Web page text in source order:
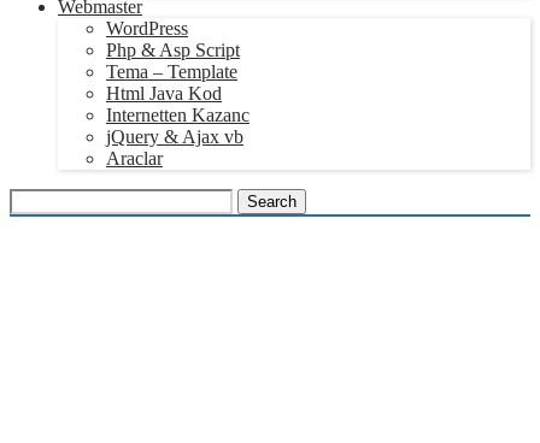
Webmaster
WordPress
Php & Asp Script
Tema – Template
Html Java Kod
Internetten Kazanc
jQuery & Ajax vb
Araclar